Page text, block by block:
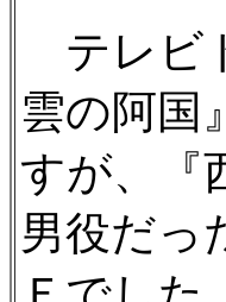
テレビ
雲の阿国
すが、『
男役だっ